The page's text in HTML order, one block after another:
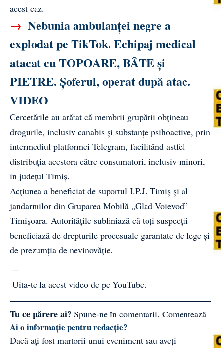
acest caz.
→ Nebunia ambulanței negre a
explodat pe TikTok. Echipaj medical
atacat cu TOPOARE, BÂTE și
PIETRE. Șoferul, operat după atac.
VIDEO
Cercetările au arătat că membrii grupării obțineau
drogurile, inclusiv canabis și substanțe psihoactive, prin
intermediul platformei Telegram, facilitând astfel
distribuția acestora către consumatori, inclusiv minori,
în județul Timiș.
Acțiunea a beneficiat de suportul I.P.J. Timiș și al
jandarmilor din Gruparea Mobilă „Glad Voievod”
Timișoara. Autoritățile subliniază că toți suspecții
beneficiază de drepturile procesuale garantate de lege și
de prezumția de nevinovăție.
Uita-te la acest video de pe YouTube.
Tu ce părere ai? Spune-ne în comentarii. Comentează
Ai o informație pentru redacție?
Dacă ați fost martorii unui eveniment sau aveți